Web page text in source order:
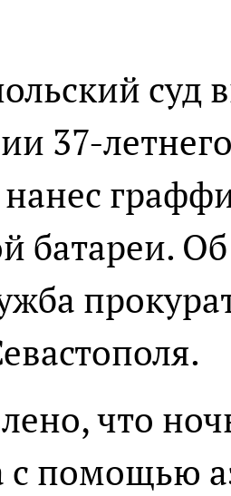
суд
37-
батареи.
что
помощью